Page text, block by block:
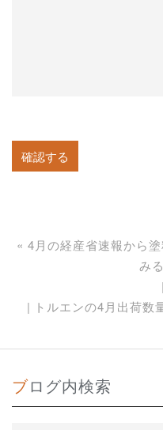
« 4月の経産省速報から
み
トルエンの4月出荷数
ブログ内検索